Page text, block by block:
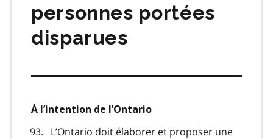
personnes portées
disparues
À l’intention de l’Ontario
L’Ontario doit élaborer et proposer une